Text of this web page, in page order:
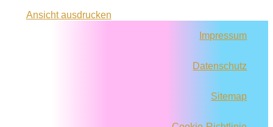
Ansichtausdrucken
Impressum
Datenschutz
Sitemap